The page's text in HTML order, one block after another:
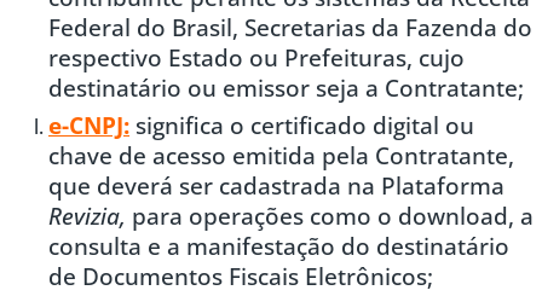
Federal do Brasil, Secretarias da Fazenda do
respectivo Estado ou Prefeituras, cujo
destinatário ou emissor seja a Contratante;
e-CNPJ: significa o certificado digital ou
chave de acesso emitida pela Contratante,
que deverá ser cadastrada na Plataforma
Revizia, para operações como o download, a
consulta e a manifestação do destinatário
de Documentos Fiscais Eletrônicos;